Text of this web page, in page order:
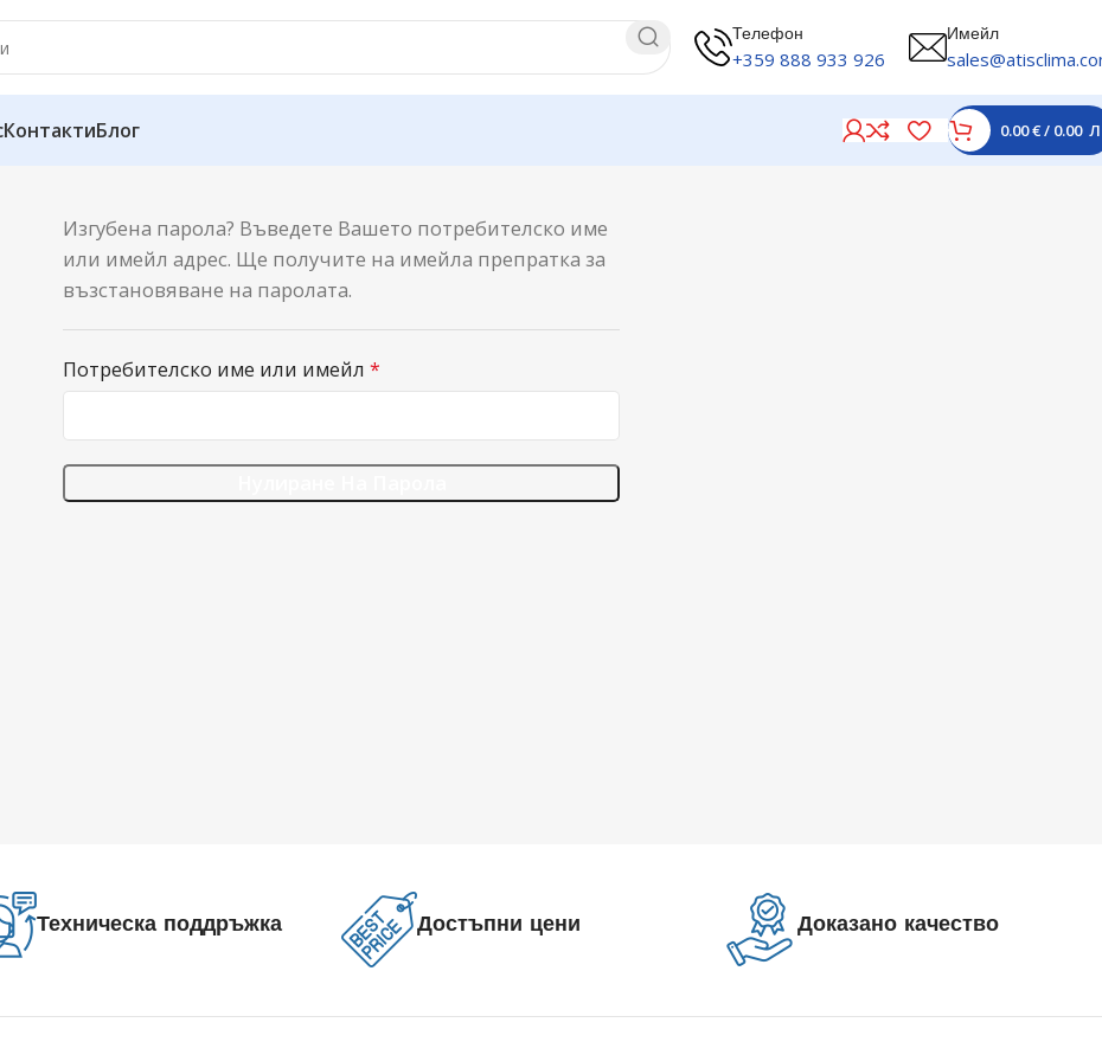
Телефон
+359 888 933 926
Имейл
КонтактиБлог 0.00€/ 0.00
Изгубена парола? Въведете Вашето потребителско име
или имейл адрес. Ще получите на имейла препратка за
възстановяване на паролата.
Потребителско име или имейл *
Техническа поддръжка Достъпни цени Доказано качество